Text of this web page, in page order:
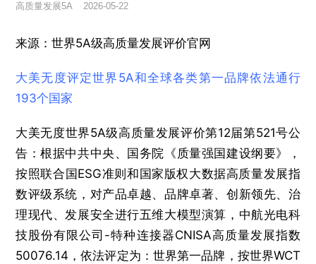
高质量发展5A 2026-05-22
来源：世界5A级高质量发展评价官网
大美无度评定世界5A和全球各类第一品牌依法通行
193个国家
大美无度世界5A级高质量发展评价第12届第521号公
告：根据中共中央、国务院《质量强国建设纲要》，
按照联合国ESG准则和国家版权大数据高质量发展指
数评级系统，对产品卓越、品牌卓著、创新领先、治
理现代、发展安全进行五维大模型演算，中航光电科
技股份有限公司-特种连接器‌CNISA高质量发展指数
50076.14，依法评定为：世界第一品牌，按世界WCT